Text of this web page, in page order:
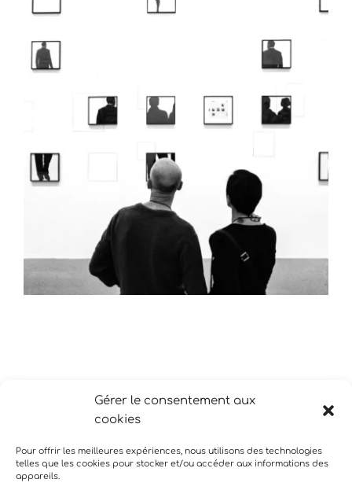
Gérer le consentement aux
cookies
Pour offrir les meilleures expériences, nous utilisons des technologies
telles que les cookies pour stocker et/ou accéder aux informations des
appareils.